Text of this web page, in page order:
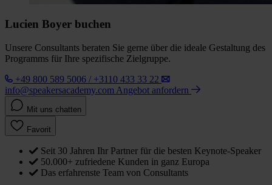
Lucien Boyer buchen
Unsere Consultants beraten Sie gerne über die ideale Gestaltung des
Programms für Ihre spezifische Zielgruppe.
+49 800 589 5006 / +3110 433 33 22
info@speakersacademy.com Angebot anfordern
Mit uns chatten
Favorit
Seit 30 Jahren Ihr Partner für die besten Keynote-Speaker
50.000+ zufriedene Kunden in ganz Europa
Das erfahrenste Team von Consultants